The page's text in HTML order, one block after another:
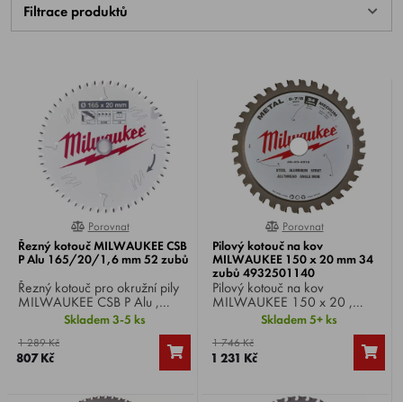
Filtrace produktů
0%
Porovnat
Řezný kotouč MILWAUKEE CSB
P Alu 165/20/1,6 mm 52 zubů
Řezný kotouč pro okružní pily
MILWAUKEE CSB P Alu ,
průměr kotouče 165 mm, šířka
řezu 1,6 mm, průměr hřídele
20 mm, 52 zubů.
Skladem 3-5 ks
1 289 Kč
807 Kč
0%
Porovnat
Pilový kotouč na kov
MILWAUKEE 150 x 20 mm 34
zubů 4932501140
Pilový kotouč na kov
MILWAUKEE 150 x 20 ,
průměr kotouče 150 mm,
průměr hřídele 20 mm, 34
zubů.
Skladem 5+ ks
1 746 Kč
1 231 Kč